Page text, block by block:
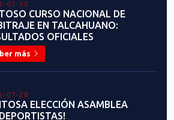
07-30
CURSO NACIONAL DE
EN TALCAHUANO:
OFICIALES
más
07-28
ELECCIÓN ASAMBLEA